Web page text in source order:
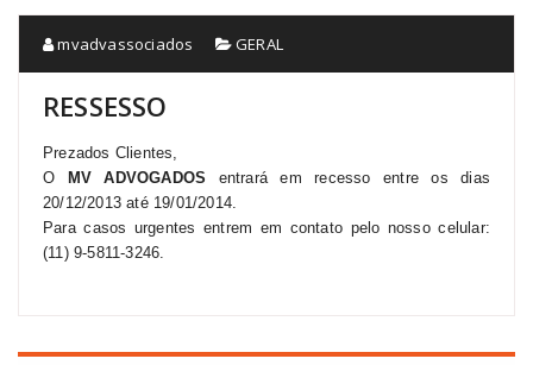
mvadvassociados GERAL
RESSESSO
Prezados Clientes,
O
MV ADVOGADOS entrará em recesso entre os dias
20/12/2013 até 19/01/2014.
Para casos urgentes entrem em contato pelo nosso celular:
(11) 9-5811-3246.